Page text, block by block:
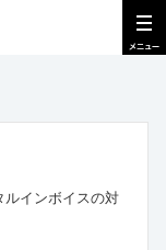
ルインボイスの対